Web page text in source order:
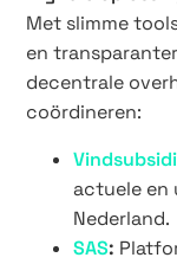
Met slimme
en
decentrale
coördineren:
actuele en
Nederland.
SAS: